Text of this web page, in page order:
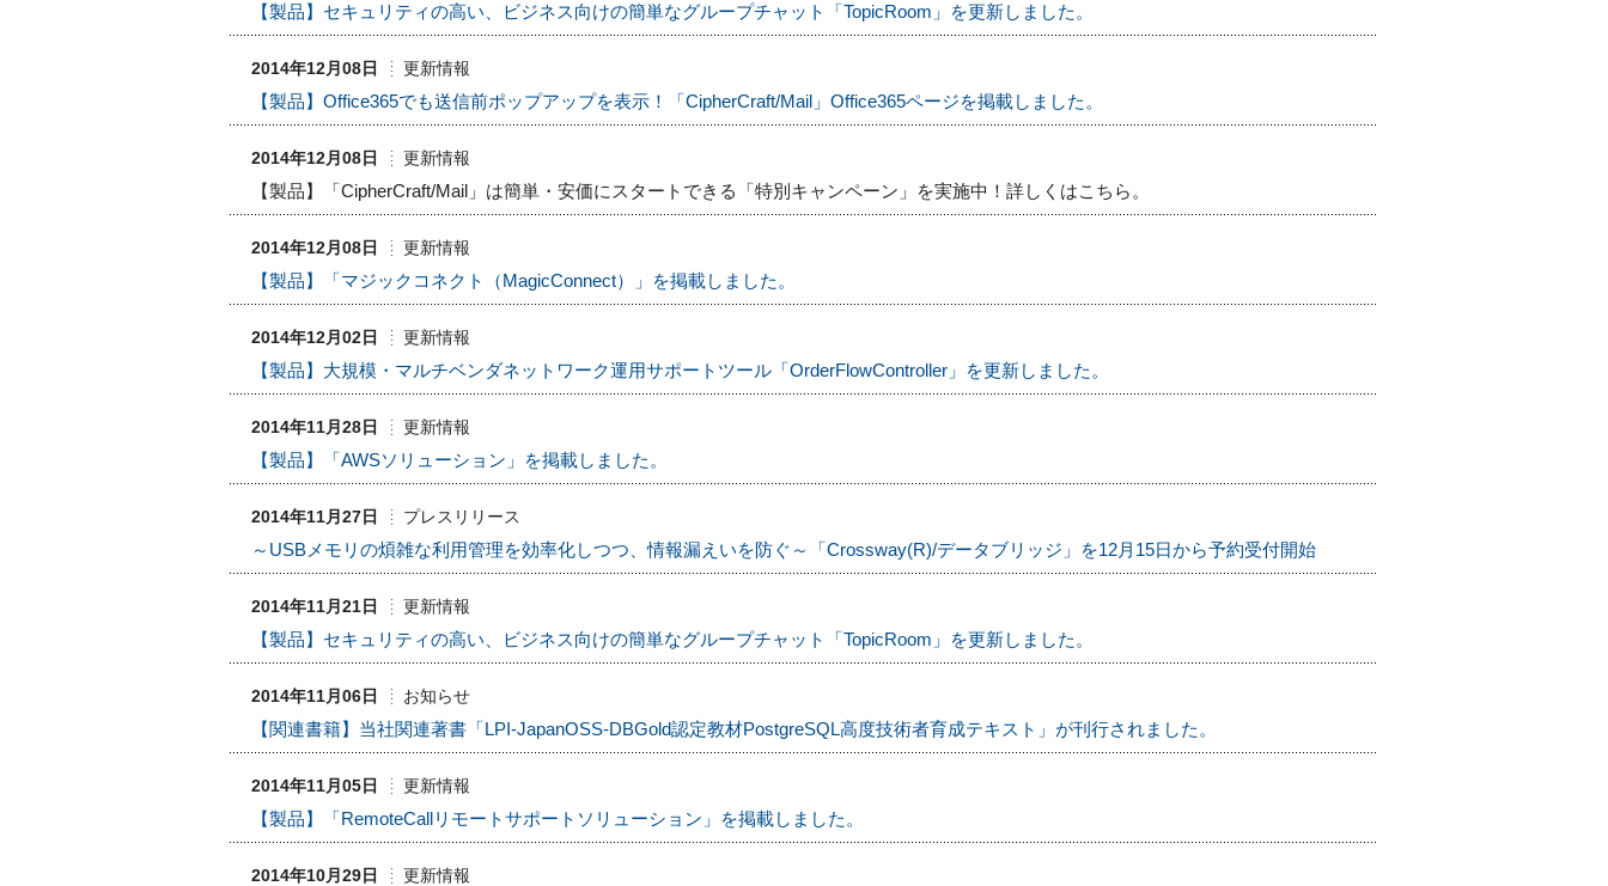
【製品】セキュリティの高い、ビジネス向けの簡単なグループチャット「TopicRoom」を更新しました。
2014年12月08日 更新情報
【製品】Office365でも送信前ポップアップを表示！「CipherCraft/Mail」Office365ページを掲載しました。
2014年12月08日 更新情報
【製品】「CipherCraft/Mail」は簡単・安価にスタートできる「特別キャンペーン」を実施中！詳しくはこちら。
2014年12月08日 更新情報
【製品】「マジックコネクト（MagicConnect）」を掲載しました。
2014年12月02日 更新情報
【製品】大規模・マルチベンダネットワーク運用サポートツール「OrderFlowController」を更新しました。
2014年11月28日 更新情報
【製品】「AWSソリューション」を掲載しました。
2014年11月27日 プレスリリース
～USBメモリの煩雑な利用管理を効率化しつつ、情報漏えいを防ぐ～「Crossway(R)/データブリッジ」を12月15日から予約受付開始
2014年11月21日 更新情報
【製品】セキュリティの高い、ビジネス向けの簡単なグループチャット「TopicRoom」を更新しました。
2014年11月06日 お知らせ
【関連書籍】当社関連著書「LPI-JapanOSS-DBGold認定教材PostgreSQL高度技術者育成テキスト」が刊行されました。
2014年11月05日 更新情報
【製品】「RemoteCallリモートサポートソリューション」を掲載しました。
2014年10月29日 更新情報